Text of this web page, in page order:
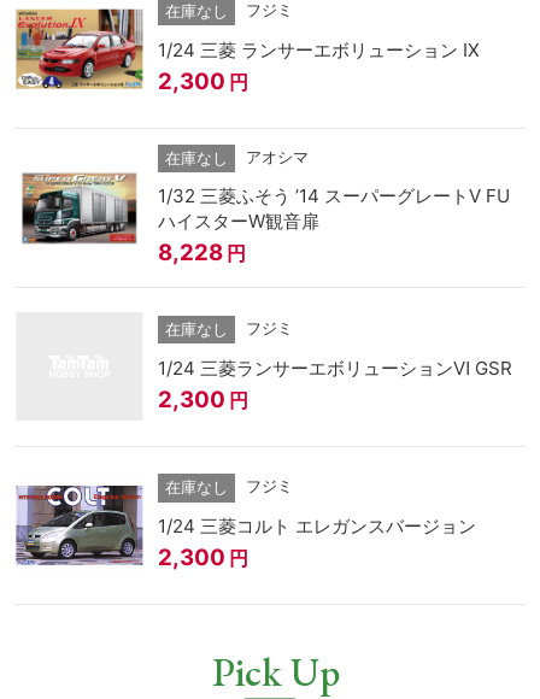
在庫なし フジミ
1/24 三菱 ランサーエボリューション IX
2,300 円
在庫なし アオシマ
1/32 三菱ふそう ’14 スーパーグレートV FU
ハイスターW観音扉
8,228 円
在庫なし フジミ
1/24 三菱ランサーエボリューションⅥ GSR
2,300 円
在庫なし フジミ
1/24 三菱コルト エレガンスバージョン
2,300 円
Pick Up